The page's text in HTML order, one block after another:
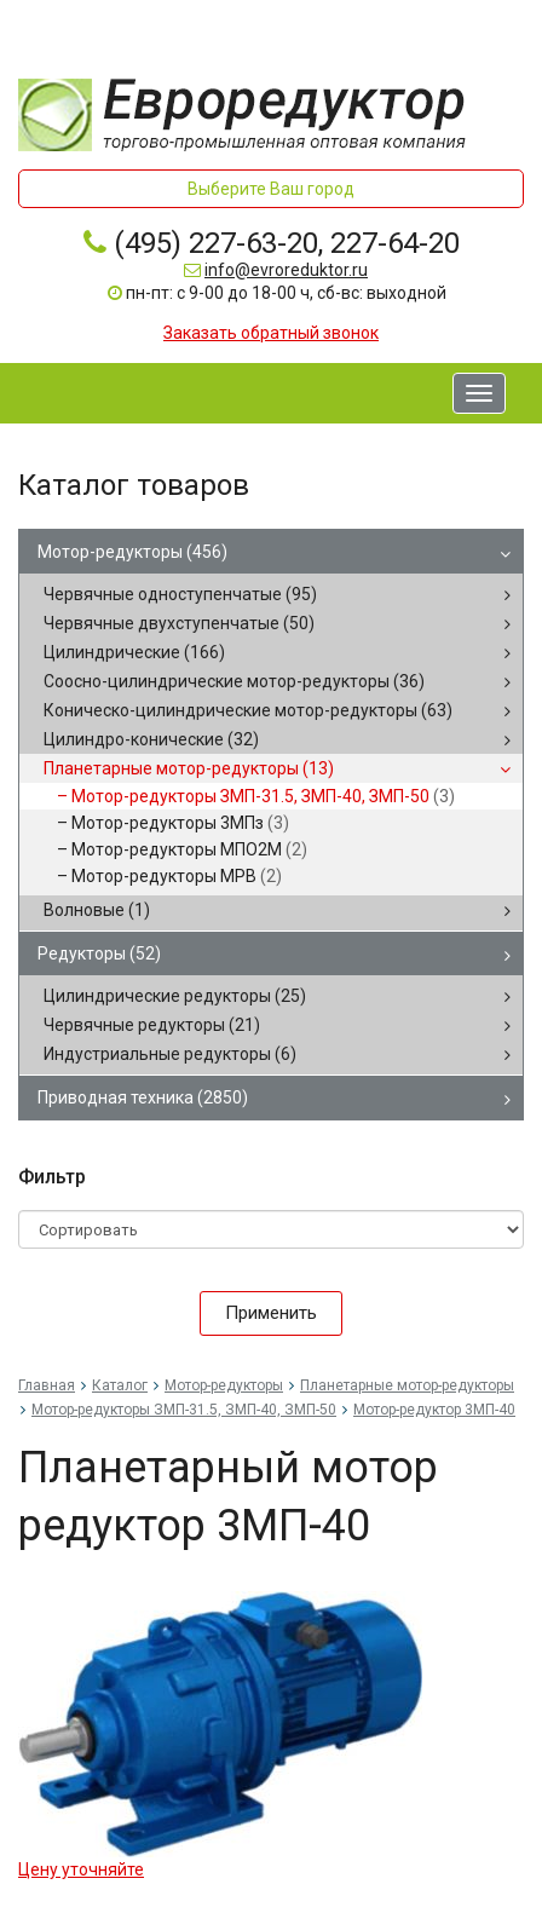
Выберите Ваш город
(495) 227-63-20, 227-64-20
info@evroreduktor.ru
пн-пт: с 9-00 до 18-00 ч, сб-вс: выходной
Заказать обратный звонок
Toggle
Каталог товаров
Мотор-редукторы (456)
Червячные одноступенчатые (95)
Червячные двухступенчатые (50)
Цилиндрические (166)
Соосно-цилиндрические мотор-редукторы (36)
Коническо-цилиндрические мотор-редукторы (63)
Цилиндро-конические (32)
Планетарные мотор-редукторы (13)
Мотор-редукторы ЗМП-31.5, ЗМП-40, ЗМП-50 (3)
Мотор-редукторы 3МПз (3)
Мотор-редукторы МПО2М (2)
Мотор-редукторы МРВ (2)
Волновые (1)
Редукторы (52)
Цилиндрические редукторы (25)
Червячные редукторы (21)
Индустриальные редукторы (6)
Приводная техника (2850)
Фильтр
Применить
Главная Каталог Мотор-редукторы
Планетарные мотор-редукторы
Мотор-редукторы ЗМП-31.5, ЗМП-40, ЗМП-50
Мотор-редуктор 3МП-40
Планетарный мотор
редуктор 3МП-40
Цену уточняйте